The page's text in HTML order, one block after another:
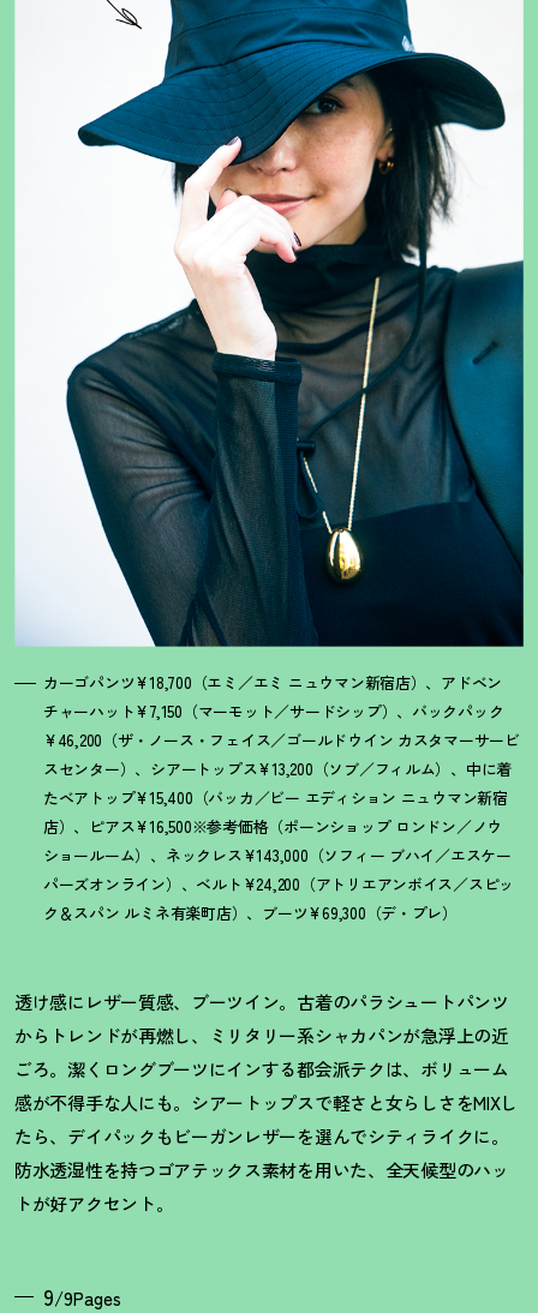
カーゴパンツ¥18,700（エミ／エミ ニュウマン新宿店）、アドベン
チャーハット¥7,150（マーモット／サードシップ）、バックパック
¥46,200（ザ・ノース・フェイス／ゴールドウイン カスタマーサービ
スセンター）、シアートップス¥13,200（ソブ／フィルム）、中に着
たベアトップ¥15,400（バッカ／ビー エディション ニュウマン新宿
店）、ピアス¥16,500※参考価格（ポーンショップ ロンドン／ノウ
ショールーム）、ネックレス¥143,000（ソフィー ブハイ／エスケー
パーズオンライン）、ベルト¥24,200（アトリエアンボイス／スピッ
ク＆スパン ルミネ有楽町店）、ブーツ¥69,300（デ・プレ）
透け感にレザー質感、ブーツイン。古着のパラシュートパンツ
からトレンドが再燃し、ミリタリー系シャカパンが急浮上の近
ごろ。潔くロングブーツにインする都会派テクは、ボリューム
感が不得手な人にも。シアートップスで軽さと女らしさをMIXし
たら、デイパックもビーガンレザーを選んでシティライクに。
防水透湿性を持つゴアテックス素材を用いた、全天候型のハッ
トが好アクセント。
9/9Pages